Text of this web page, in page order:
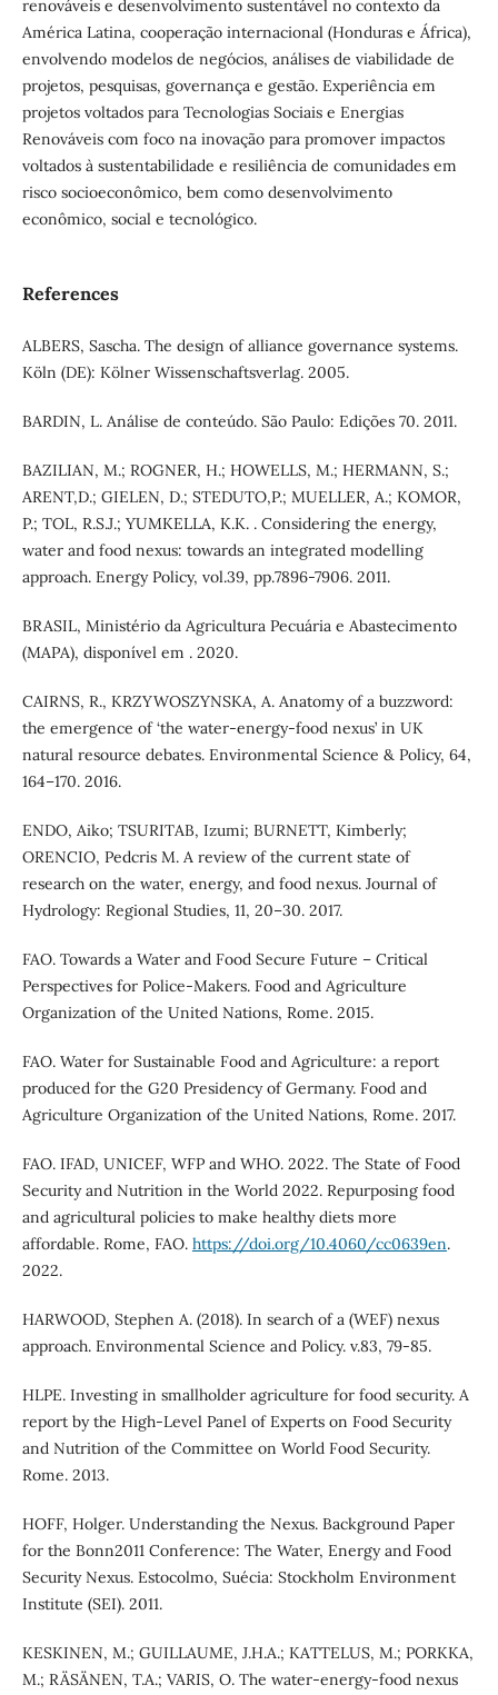
renováveis e desenvolvimento sustentável no contexto da
América Latina, cooperação internacional (Honduras e África),
envolvendo modelos de negócios, análises de viabilidade de
projetos, pesquisas, governança e gestão. Experiência em
projetos voltados para Tecnologias Sociais e Energias
Renováveis com foco na inovação para promover impactos
voltados à sustentabilidade e resiliência de comunidades em
risco socioeconômico, bem como desenvolvimento
econômico, social e tecnológico.
References
ALBERS, Sascha. The design of alliance governance systems.
Köln (DE): Kölner Wissenschaftsverlag. 2005.
BARDIN, L. Análise de conteúdo. São Paulo: Edições 70. 2011.
BAZILIAN, M.; ROGNER, H.; HOWELLS, M.; HERMANN, S.;
ARENT,D.; GIELEN, D.; STEDUTO,P.; MUELLER, A.; KOMOR,
P.; TOL, R.S.J.; YUMKELLA, K.K. . Considering the energy,
water and food nexus: towards an integrated modelling
approach. Energy Policy, vol.39, pp.7896-7906. 2011.
BRASIL, Ministério da Agricultura Pecuária e Abastecimento
(MAPA), disponível em . 2020.
CAIRNS, R., KRZYWOSZYNSKA, A. Anatomy of a buzzword:
the emergence of ‘the water-energy-food nexus’ in UK
natural resource debates. Environmental Science & Policy, 64,
164–170. 2016.
ENDO, Aiko; TSURITAB, Izumi; BURNETT, Kimberly;
ORENCIO, Pedcris M. A review of the current state of
research on the water, energy, and food nexus. Journal of
Hydrology: Regional Studies, 11, 20–30. 2017.
FAO. Towards a Water and Food Secure Future – Critical
Perspectives for Police-Makers. Food and Agriculture
Organization of the United Nations, Rome. 2015.
FAO. Water for Sustainable Food and Agriculture: a report
produced for the G20 Presidency of Germany. Food and
Agriculture Organization of the United Nations, Rome. 2017.
FAO. IFAD, UNICEF, WFP and WHO. 2022. The State of Food
Security and Nutrition in the World 2022. Repurposing food
and agricultural policies to make healthy diets more
affordable. Rome, FAO. https://doi.org/10.4060/cc0639en.
2022.
HARWOOD, Stephen A. (2018). In search of a (WEF) nexus
approach. Environmental Science and Policy. v.83, 79-85.
HLPE. Investing in smallholder agriculture for food security. A
report by the High-Level Panel of Experts on Food Security
and Nutrition of the Committee on World Food Security.
Rome. 2013.
HOFF, Holger. Understanding the Nexus. Background Paper
for the Bonn2011 Conference: The Water, Energy and Food
Security Nexus. Estocolmo, Suécia: Stockholm Environment
Institute (SEI). 2011.
KESKINEN, M.; GUILLAUME, J.H.A.; KATTELUS, M.; PORKKA,
M.; RÄSÄNEN, T.A.; VARIS, O. The water-energy-food nexus